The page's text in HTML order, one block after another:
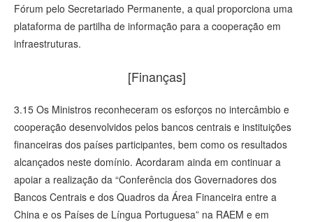
Fórum pelo Secretariado Permanente, a qual proporciona uma
plataforma de partilha de informação para a cooperação em
infraestruturas.
[Finanças]
3.15 Os Ministros reconheceram os esforços no intercâmbio e
cooperação desenvolvidos pelos bancos centrais e instituições
financeiras dos países participantes, bem como os resultados
alcançados neste domínio. Acordaram ainda em continuar a
apoiar a realização da “Conferência dos Governadores dos
Bancos Centrais e dos Quadros da Área Financeira entre a
China e os Países de Língua Portuguesa” na RAEM e em